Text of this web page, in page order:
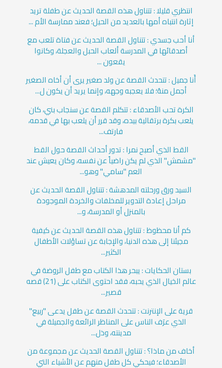
انتظري قليلا : تتناول هذه القصة الحديث عن طفلة تريد
إثارة انتباه أمها بالعديد من الحيل؛ فعند ممارسة الأم ...
أنا أحب جسدي : تتناول القصة الحديث عن فتاة تلعب مع
أصدقائها في المدرسة ألعاب الحبل والعجلة، وكانوا
يقعون ...
أَنا جميل : تتحدث القصة عن ولد صغير يرى أن أخاه الصغير
أجمل منهُ؛ فلا يعجبه وجهه، وإنما يريد أن يكون ل...
الكرة تحب الأصدقاء : تتكلم القصة عن سنجاب بني، كان
يلعب بكرة برتقالية بيده، وقد قرر أن يلعب بها في قدمه،
فارتف...
القط الذي أصبح نمرا : تدور أحداث القصة حول القط
"مشمش" الذي لم يكن راضياً عن نفسه، وكان يعيش عند
العم "سامي" وهو...
السيد ورق ورحلته المدهشة : تتناول القصة الحديث عن
مراحل إعادة التدوير للمخلفات والخردة الموجودة
بالمنزل أو المدرسة، و...
كم أنا محظوظ : تتناول هذه القصة الحديث عن كيفية
مجيئنا إلى هذه الدنيا، والإجابة عن تساؤلات الأطفال
الكثير...
بستان الحكايات : يبحر هذا الكتاب مع طفل الروضة في
عالم الخيال الذي يحبه، فقد احتوى الكتاب على (21) قصه
قصير...
قرية على الإنترنت : تتحدث القصة عن طفل يدعى "ربيع"
الذي عرَف الناس على المناظر الرائعة والجميلة في
مدينته، وذل...
أخاف من ماذا؟ : تتناول القصة الحديث عن مجموعة من
الأصدقاء؛ فيحكي كل طفل منهم عن الأشياء التي